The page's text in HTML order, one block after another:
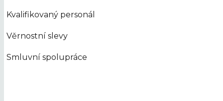
Kvalifikovaný personál
Věrnostní slevy
Smluvní spolupráce